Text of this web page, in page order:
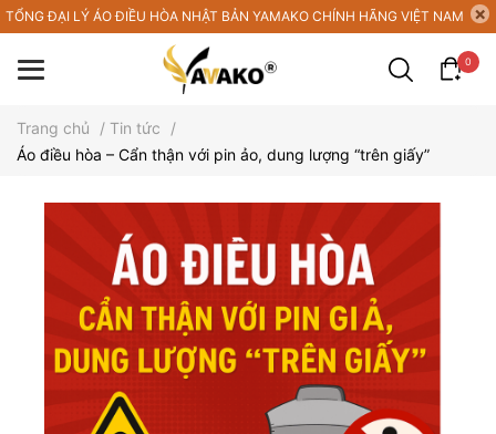
TỔNG ĐẠI LÝ ÁO ĐIỀU HÒA NHẬT BẢN YAMAKO CHÍNH HÃNG VIỆT NAM
0
Trang chủ / Tin tức
/
Áo điều hòa – Cẩn thận với pin ảo, dung lượng “trên giấy”